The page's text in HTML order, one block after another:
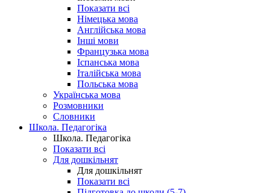
Показати всі
Німецька мова
Англійська мова
Інші мови
Французька мова
Іспанська мова
Італійська мова
Польська мова
Українська мова
Розмовники
Словники
Школа. Педагогіка
Школа. Педагогіка
Показати всі
Для дошкільнят
Для дошкільнят
Показати всі